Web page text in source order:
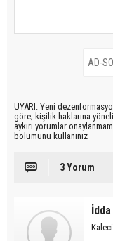
UYARI: Yeni
göre; kişilik haklarına
aykırı yorumlar
bölümünü kullanınız
3 Yorum
İdda